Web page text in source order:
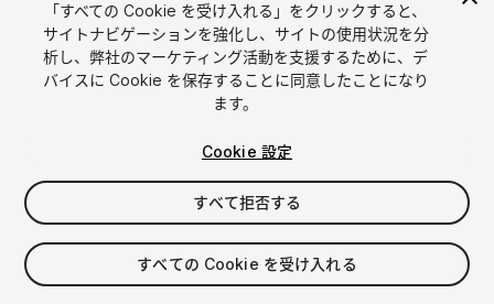
1
$15
「すべての Cookie を受け入れる」をクリックすると、
サイトナビゲーションを強化し、サイトの使用状況を分
析し、弊社のマーケティング活動を支援するために、デ
バイスに Cookie を保存することに同意したことになり
ます。
Cookie 設定
すべて拒否する
すべての Cookie を受け入れる